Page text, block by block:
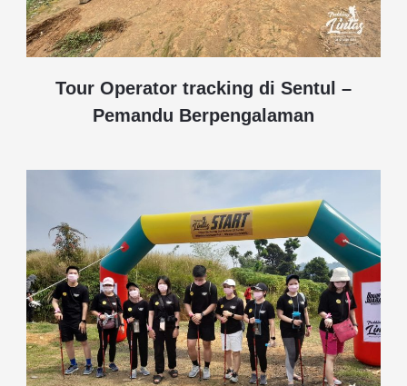
Tour Operator tracking di Sentul –
Pemandu Berpengalaman